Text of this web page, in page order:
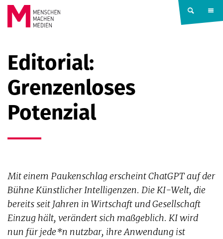
Springe zum Inhalt
MACHEN
MEDIEN
Editorial:
Grenzenloses
Potenzial
Mit einem Paukenschlag erscheint ChatGPT auf der
Bühne Künstlicher Intelligenzen. Die KI-Welt, die
bereits seit Jahren in Wirtschaft und Gesellschaft
Einzug hält, verändert sich maßgeblich. KI wird
nun für jede*n nutzbar, ihre Anwendung ist